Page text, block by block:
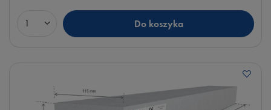
Ilość produktów Do koszyka